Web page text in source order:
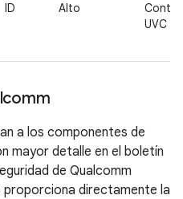
ID Alto
UVC
a los componentes de
mayor detalle en el boletín
de Qualcomm
directamente la